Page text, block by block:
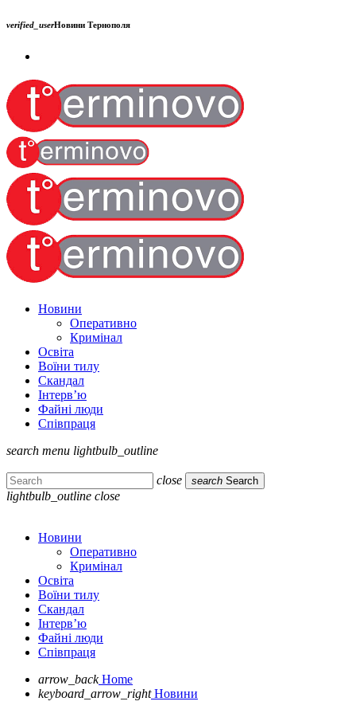
verified_userНовини Тернополя
Новини
Оперативно
Кримінал
Освіта
Воїни тилу
Скандал
Інтерв’ю
Файні люди
Співпраця
search menu lightbulb_outline
close search Search
lightbulb_outline close
Новини
Оперативно
Кримінал
Освіта
Воїни тилу
Скандал
Інтерв’ю
Файні люди
Співпраця
arrow_back Home
keyboard_arrow_right Новини